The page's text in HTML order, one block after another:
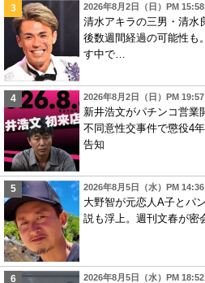
2026年8月2日（日）PM 15:58
清水アキラの三男・清水
後数週間経過の可能性も
す中で…
2026年8月2日（日）PM 19:57
新井浩文がパチンコ営業
不同意性交事件で懲役4
告知
2026年8月5日（水）PM 14:36
大野智が元恋人A子とパ
説も浮上。週刊文春が密
2026年8月5日（水）PM 18:52